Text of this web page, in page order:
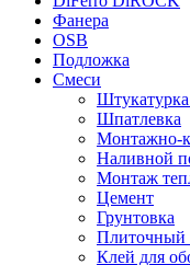
Фанера
OSB
Подложка
Смеси
Шпатлевка
Монтажно-
Наливной
Монтаж
Цемент
Грунтовка
Плиточный
Клей для